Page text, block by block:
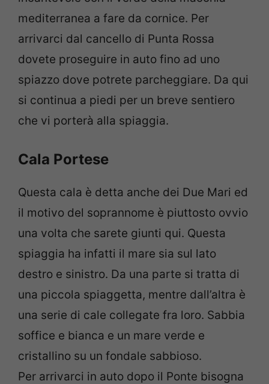
mediterranea a fare da cornice. Per
arrivarci dal cancello di Punta Rossa
dovete proseguire in auto fino ad uno
spiazzo dove potrete parcheggiare. Da qui
si continua a piedi per un breve sentiero
che vi porterà alla spiaggia.
Cala Portese
Questa cala è detta anche dei Due Mari ed
il motivo del soprannome è piuttosto ovvio
una volta che sarete giunti qui. Questa
spiaggia ha infatti il mare sia sul lato
destro e sinistro. Da una parte si tratta di
una piccola spiaggetta, mentre dall’altra è
una serie di cale collegate fra loro. Sabbia
soffice e bianca e un mare verde e
cristallino su un fondale sabbioso.
Per arrivarci in auto dopo il Ponte bisogna